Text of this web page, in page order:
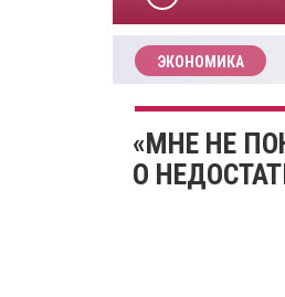
ЭКОНОМИКА
«МНЕ НЕ
О